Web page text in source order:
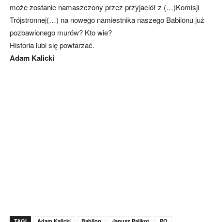
może zostanie namaszczony przez przyjaciół z (…)Komisji
Trójstronnej(…) na nowego namiestnika naszego Babilonu już
pozbawionego murów? Kto wie?
Historia lubi się powtarzać.
Adam Kalicki